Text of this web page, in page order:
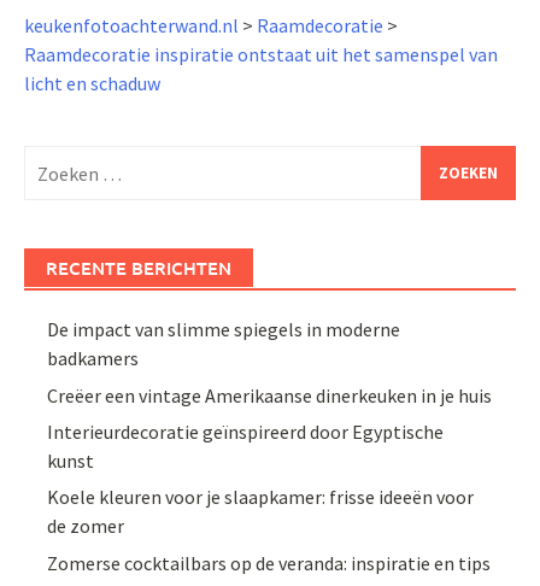
keukenfotoachterwand.nl > Raamdecoratie >
Raamdecoratie inspiratie ontstaat uit het samenspel van
licht en schaduw
naar:
RECENTE BERICHTEN
De impact van slimme spiegels in moderne
badkamers
Creëer een vintage Amerikaanse dinerkeuken in je huis
Interieurdecoratie geïnspireerd door Egyptische
kunst
Koele kleuren voor je slaapkamer: frisse ideeën voor
de zomer
Zomerse cocktailbars op de veranda: inspiratie en tips